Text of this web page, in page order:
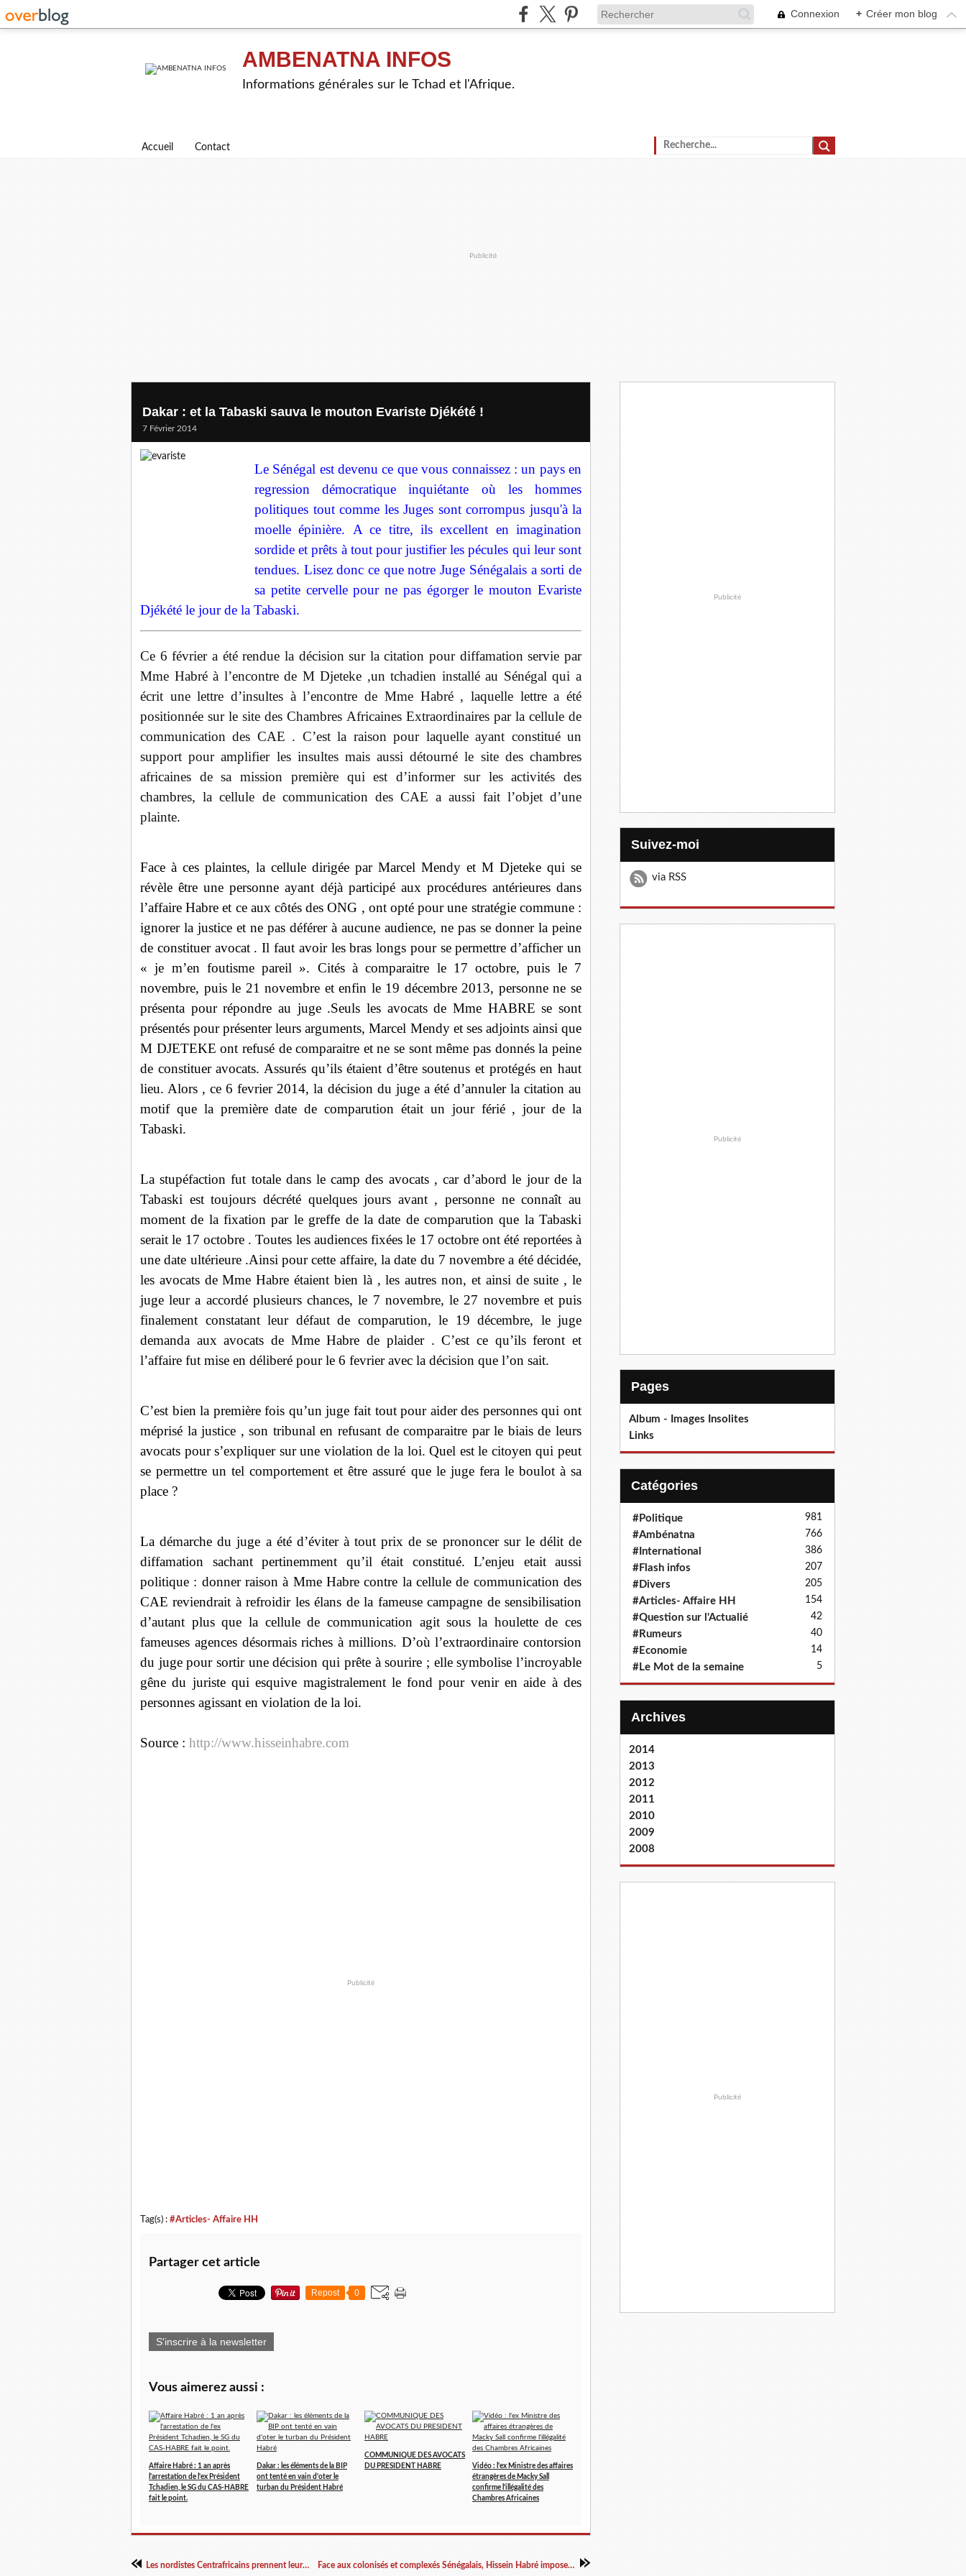
Connexion + Créer mon blog
AMBENATNA INFOS
Informations générales sur le Tchad et l'Afrique.
Accueil Contact
Publicité
Dakar : et la Tabaski sauva le mouton Evariste Djékété !
7 Février 2014
Le Sénégal est devenu ce que vous connaissez : un pays en
regression démocratique inquiétante où les hommes
politiques tout comme les Juges sont corrompus jusqu'à la
moelle épinière. A ce titre, ils excellent en imagination
sordide et prêts à tout pour justifier les pécules qui leur sont
tendues. Lisez donc ce que notre Juge Sénégalais a sorti de
sa petite cervelle pour ne pas égorger le mouton Evariste
Djékété le jour de la Tabaski.
Ce 6 février a été rendue la décision sur la citation pour diffamation servie par
Mme Habré à l’encontre de M Djeteke ,un tchadien installé au Sénégal qui a
écrit une lettre d’insultes à l’encontre de Mme Habré , laquelle lettre a été
positionnée sur le site des Chambres Africaines Extraordinaires par la cellule de
communication des CAE . C’est la raison pour laquelle ayant constitué un
support pour amplifier les insultes mais aussi détourné le site des chambres
africaines de sa mission première qui est d’informer sur les activités des
chambres, la cellule de communication des CAE a aussi fait l’objet d’une
plainte.
Face à ces plaintes, la cellule dirigée par Marcel Mendy et M Djeteke qui se
révèle être une personne ayant déjà participé aux procédures antérieures dans
l’affaire Habre et ce aux côtés des ONG , ont opté pour une stratégie commune :
ignorer la justice et ne pas déférer à aucune audience, ne pas se donner la peine
de constituer avocat . Il faut avoir les bras longs pour se permettre d’afficher un
« je m’en foutisme pareil ». Cités à comparaitre le 17 octobre, puis le 7
novembre, puis le 21 novembre et enfin le 19 décembre 2013, personne ne se
présenta pour répondre au juge .Seuls les avocats de Mme HABRE se sont
présentés pour présenter leurs arguments, Marcel Mendy et ses adjoints ainsi que
M DJETEKE ont refusé de comparaitre et ne se sont même pas donnés la peine
de constituer avocats. Assurés qu’ils étaient d’être soutenus et protégés en haut
lieu. Alors , ce 6 fevrier 2014, la décision du juge a été d’annuler la citation au
motif que la première date de comparution était un jour férié , jour de la
Tabaski.
La stupéfaction fut totale dans le camp des avocats , car d’abord le jour de la
Tabaski est toujours décrété quelques jours avant , personne ne connaît au
moment de la fixation par le greffe de la date de comparution que la Tabaski
serait le 17 octobre . Toutes les audiences fixées le 17 octobre ont été reportées à
une date ultérieure .Ainsi pour cette affaire, la date du 7 novembre a été décidée,
les avocats de Mme Habre étaient bien là , les autres non, et ainsi de suite , le
juge leur a accordé plusieurs chances, le 7 novembre, le 27 novembre et puis
finalement constatant leur défaut de comparution, le 19 décembre, le juge
demanda aux avocats de Mme Habre de plaider . C’est ce qu’ils feront et
l’affaire fut mise en déliberé pour le 6 fevrier avec la décision que l’on sait.
C’est bien la première fois qu’un juge fait tout pour aider des personnes qui ont
méprisé la justice , son tribunal en refusant de comparaitre par le biais de leurs
avocats pour s’expliquer sur une violation de la loi. Quel est le citoyen qui peut
se permettre un tel comportement et être assuré que le juge fera le boulot à sa
place ?
La démarche du juge a été d’éviter à tout prix de se prononcer sur le délit de
diffamation sachant pertinemment qu’il était constitué. L’enjeu etait aussi
politique : donner raison à Mme Habre contre la cellule de communication des
CAE reviendrait à refroidir les élans de la fameuse campagne de sensibilisation
d’autant plus que la cellule de communication agit sous la houlette de ces
fameuses agences désormais riches à millions. D’où l’extraordinaire contorsion
du juge pour sortir une décision qui prête à sourire ; elle symbolise l’incroyable
gêne du juriste qui esquive magistralement le fond pour venir en aide à des
personnes agissant en violation de la loi.
Source : http://www.hisseinhabre.com
Publicité
Tag(s) : #Articles- Affaire HH
Partager cet article
Repost 0
S'inscrire à la newsletter
Vous aimerez aussi :
Affaire Habré : 1 an après
l'arrestation de l'ex Président
Tchadien, le SG du CAS-HABRE
fait le point.
Dakar : les éléments de la BIP
ont tenté en vain d'oter le
turban du Président Habré
COMMUNIQUE DES AVOCATS
DU PRESIDENT HABRE
Vidéo : l'ex Ministre des affaires
étrangères de Macky Sall
confirme l'illégalité des
Chambres Africaines
Les nordistes Centrafricains prennent leur destin en main. Face aux colonisés et complexés Sénégalais, Hissein Habré impose son turban traditionnel
Publicité
Suivez-moi
via RSS
Publicité
Pages
Album - Images Insolites
Links
Catégories
#Politique 981
#Ambénatna 766
#International 386
#Flash infos 207
#Divers 205
#Articles- Affaire HH 154
#Question sur l'Actualié 42
#Rumeurs 40
#Economie 14
#Le Mot de la semaine 5
Archives
2014
2013
2012
2011
2010
2009
2008
Publicité